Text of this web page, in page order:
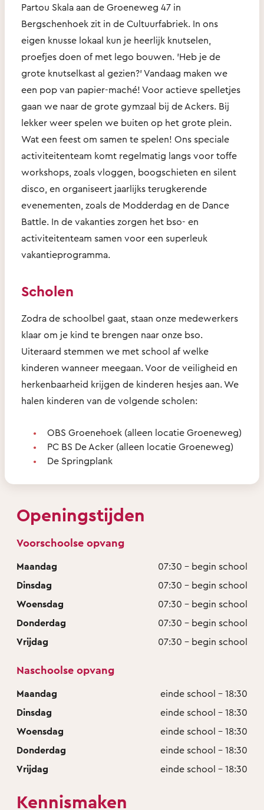
Partou Skala aan de Groeneweg 47 in
Bergschenhoek zit in de Cultuurfabriek. In ons
eigen knusse lokaal kun je heerlijk knutselen,
proefjes doen of met lego bouwen. 'Heb je de
grote knutselkast al gezien?' Vandaag maken we
een pop van papier-maché! Voor actieve spelletjes
gaan we naar de grote gymzaal bij de Ackers. Bij
lekker weer spelen we buiten op het grote plein.
Wat een feest om samen te spelen! Ons speciale
activiteitenteam komt regelmatig langs voor toffe
workshops, zoals vloggen, boogschieten en silent
disco, en organiseert jaarlijks terugkerende
evenementen, zoals de Modderdag en de Dance
Battle. In de vakanties zorgen het bso- en
activiteitenteam samen voor een superleuk
vakantieprogramma.
Scholen
Zodra de schoolbel gaat, staan onze medewerkers
klaar om je kind te brengen naar onze bso.
Uiteraard stemmen we met school af welke
kinderen wanneer meegaan. Voor de veiligheid en
herkenbaarheid krijgen de kinderen hesjes aan. We
halen kinderen van de volgende scholen:
OBS Groenehoek (alleen locatie Groeneweg)
PC BS De Acker (alleen locatie Groeneweg)
De Springplank
Openingstijden
Voorschoolse opvang
Maandag
07:30 - begin school
Dinsdag
07:30 - begin school
Woensdag
07:30 - begin school
Donderdag
07:30 - begin school
Vrijdag
07:30 - begin school
Naschoolse opvang
Maandag
einde school - 18:30
Dinsdag
einde school - 18:30
Woensdag
einde school - 18:30
Donderdag
einde school - 18:30
Vrijdag
einde school - 18:30
Kennismaken